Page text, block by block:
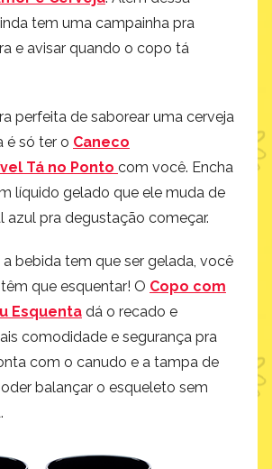
tem uma campainha pra
e avisar quando o copo tá
perfeita de saborear uma cerveja
é só ter o Caneco
Tá no Ponto com você. Encha
líquido gelado que ele muda de
azul pra degustação começar.
bebida tem que ser gelada, você
que esquentar! O Copo com
Esquenta dá o recado e
comodidade e segurança pra
com o canudo e a tampa de
balançar o esqueleto sem